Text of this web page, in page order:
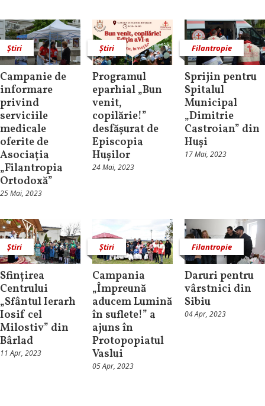
Știri
Campanie de
informare
privind
serviciile
medicale
oferite de
Asociația
„Filantropia
Ortodoxă”
25 Mai, 2023
Știri
Programul
eparhial „Bun
venit,
copilărie!”
desfășurat de
Episcopia
Hușilor
24 Mai, 2023
Filantropie
Sprijin pentru
Spitalul
Municipal
„Dimitrie
Castroian” din
Huși
17 Mai, 2023
Știri
Sfințirea
Centrului
„Sfântul Ierarh
Iosif cel
Milostiv” din
Bârlad
11 Apr, 2023
Știri
Campania
„Împreună
aducem Lumină
în suflete!” a
ajuns în
Protopopiatul
Vaslui
05 Apr, 2023
Filantropie
Daruri pentru
vârstnici din
Sibiu
04 Apr, 2023